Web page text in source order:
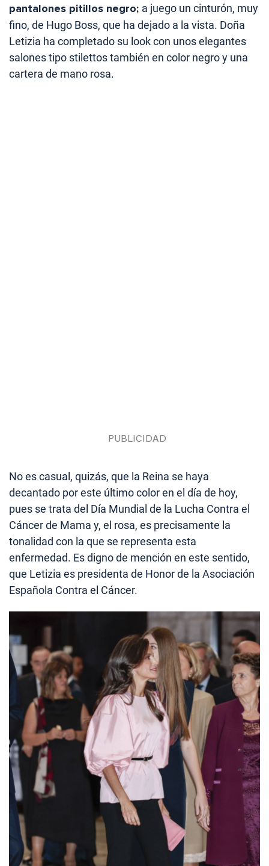
pantalones pitillos negro; a juego un cinturón, muy
fino, de Hugo Boss, que ha dejado a la vista. Doña
Letizia ha completado su look con unos elegantes
salones tipo stilettos también en color negro y una
cartera de mano rosa.
No es casual, quizás, que la Reina se haya
decantado por este último color en el día de hoy,
pues se trata del Día Mundial de la Lucha Contra el
Cáncer de Mama y, el rosa, es precisamente la
tonalidad con la que se representa esta
enfermedad. Es digno de mención en este sentido,
que Letizia es presidenta de Honor de la Asociación
Española Contra el Cáncer.